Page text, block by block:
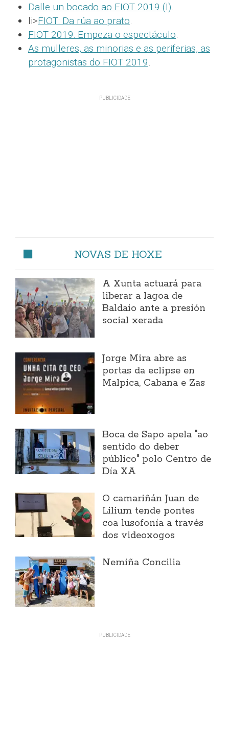
Dalle un bocado ao FIOT 2019 (I).
li>FIOT: Da rúa ao prato.
FIOT 2019: Empeza o espectáculo.
As mulleres, as minorias e as periferias, as
protagonistas do FIOT 2019.
NOVAS DE HOXE
A Xunta actuará para
liberar a lagoa de
Baldaio ante a presión
social xerada
Jorge Mira abre as
portas da eclipse en
Malpica, Cabana e Zas
Boca de Sapo apela "ao
sentido do deber
público" polo Centro de
Día XA
O camariñán Juan de
Lilium tende pontes
coa lusofonía a través
dos videoxogos
Nemiña Concilia